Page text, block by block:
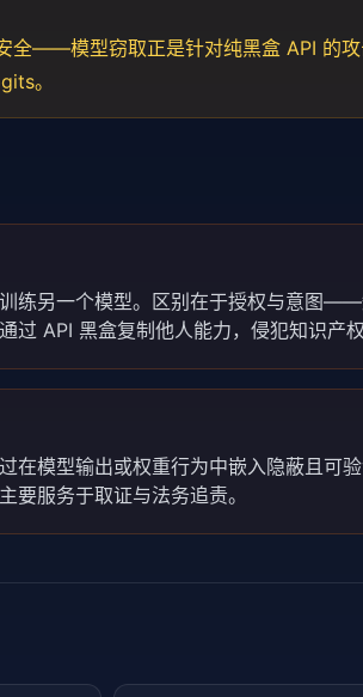
全——模型窃取正是针对纯黑盒 API 的
。
练另一个模型。区别在于授权与意图
过 API 黑盒复制他人能力，侵犯知识产权
在模型输出或权重行为中嵌入隐蔽且可
要服务于取证与法务追责。